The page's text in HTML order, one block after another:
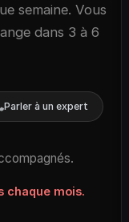
semaine. Vous
dans 3 à 6
Parler à un expert
chaque mois.